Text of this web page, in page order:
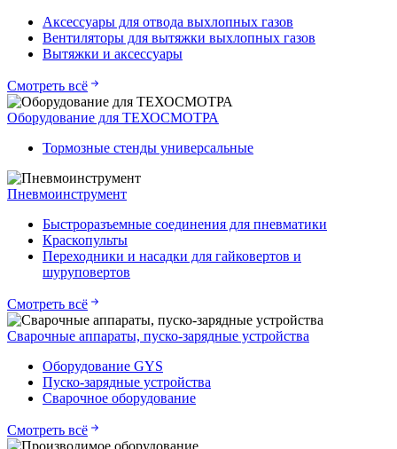
Аксессуары для отвода выхлопных газов
Вентиляторы для вытяжки выхлопных газов
Вытяжки и аксессуары
Смотреть всё
Оборудование для ТЕХОСМОТРА
Тормозные стенды универсальные
Пневмоинструмент
Быстроразъемные соединения для пневматики
Краскопульты
Переходники и насадки для гайковертов и
шуруповертов
Смотреть всё
Сварочные аппараты, пуско-зарядные устройства
Оборудование GYS
Пуско-зарядные устройства
Сварочное оборудование
Смотреть всё